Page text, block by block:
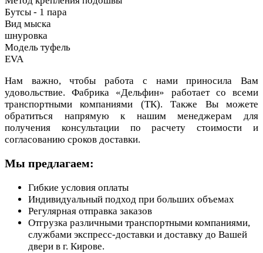
Бутсы - 1 пара
Вид мыска
шнуровка
Модель туфель
EVA
Нам важно, чтобы работа с нами приносила Вам
удовольствие. Фабрика «Дельфин» работает со всеми
транспортными компаниями (ТК). Также Вы можете
обратиться напрямую к нашим менеджерам для
получения консультации по расчету стоимости и
согласованию сроков доставки.
Мы предлагаем:
Гибкие условия оплаты
Индивидуальный подход при больших объемах
Регулярная отправка заказов
Отгрузка различными транспортными компаниями,
службами экспресс-доставки и доставку до Вашей
двери в г. Кирове.